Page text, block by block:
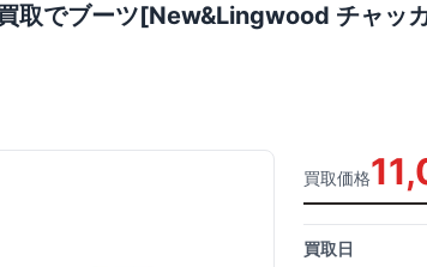
取でブーツ[New&Lingwood チャッ
買取価格
買取日